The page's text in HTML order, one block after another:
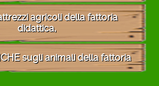
agricoli della fattoria
didattica,
sugli animali della fattoria